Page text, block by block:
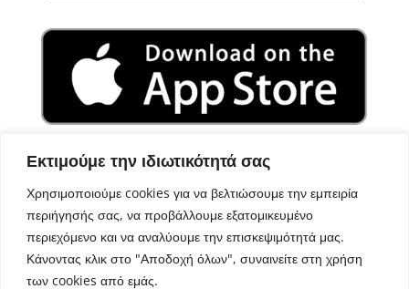
Εκτιμούμε την ιδιωτικότητά σας
Χρησιμοποιούμε cookies για να βελτιώσουμε την εμπειρία
περιήγησής σας, να προβάλλουμε εξατομικευμένο
περιεχόμενο και να αναλύουμε την επισκεψιμότητά μας.
Κάνοντας κλικ στο "Αποδοχή όλων", συναινείτε στη χρήση
των cookies από εμάς.